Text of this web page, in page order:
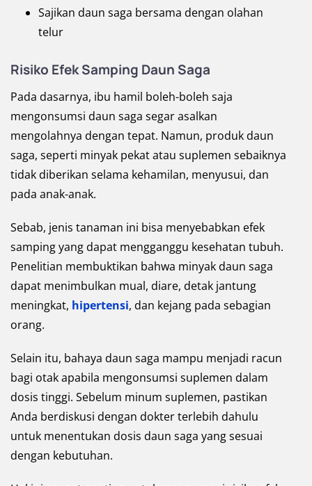
Sajikan daun saga bersama dengan olahan
telur
Risiko Efek Samping Daun Saga
Pada dasarnya, ibu hamil boleh-boleh saja
mengonsumsi daun saga segar asalkan
mengolahnya dengan tepat. Namun, produk daun
saga, seperti minyak pekat atau suplemen sebaiknya
tidak diberikan selama kehamilan, menyusui, dan
pada anak-anak.
Sebab, jenis tanaman ini bisa menyebabkan efek
samping yang dapat mengganggu kesehatan tubuh.
Penelitian membuktikan bahwa minyak daun saga
dapat menimbulkan mual, diare, detak jantung
meningkat, hipertensi, dan kejang pada sebagian
orang.
Selain itu, bahaya daun saga mampu menjadi racun
bagi otak apabila mengonsumsi suplemen dalam
dosis tinggi. Sebelum minum suplemen, pastikan
Anda berdiskusi dengan dokter terlebih dahulu
untuk menentukan dosis daun saga yang sesuai
dengan kebutuhan.